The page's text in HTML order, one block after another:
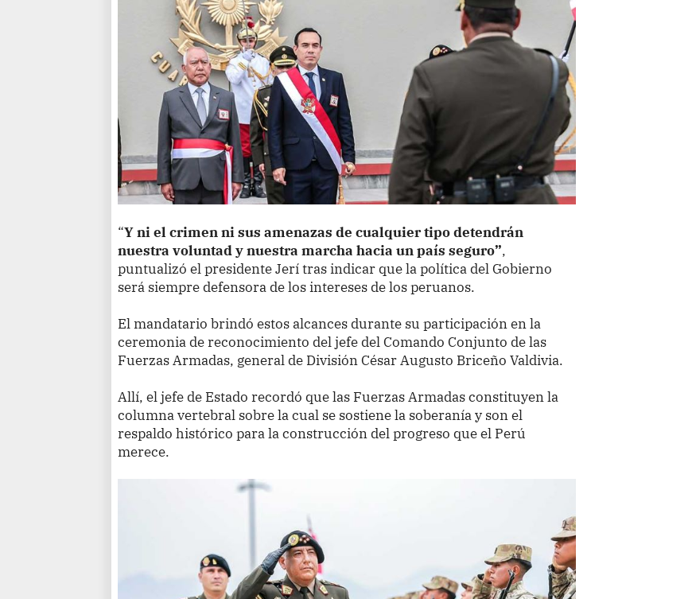
“Y ni el crimen ni sus amenazas de cualquier tipo detendrán
nuestra voluntad y nuestra marcha hacia un país seguro”,
puntualizó el presidente Jerí tras indicar que la política del Gobierno
será siempre defensora de los intereses de los peruanos.
El mandatario brindó estos alcances durante su participación en la
ceremonia de reconocimiento del jefe del Comando Conjunto de las
Fuerzas Armadas, general de División César Augusto Briceño Valdivia.
Allí, el jefe de Estado recordó que las Fuerzas Armadas constituyen la
columna vertebral sobre la cual se sostiene la soberanía y son el
respaldo histórico para la construcción del progreso que el Perú
merece.